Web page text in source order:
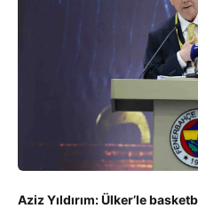
Aziz Yıldırım: Ülker’le